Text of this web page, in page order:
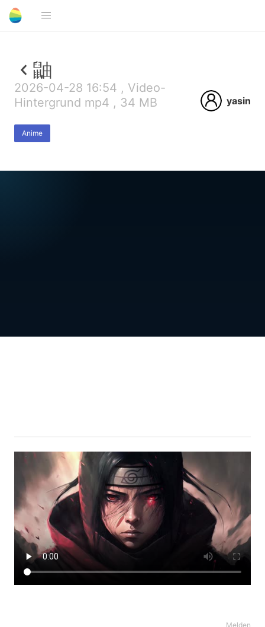
鼬
2026-04-28 16:54 , Video-
Hintergrund mp4 , 34 MB
Anime
yasin
Melden